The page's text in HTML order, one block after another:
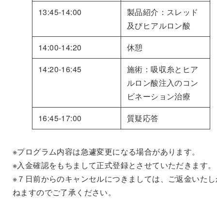
13:45-14:00
製品紹介：スレッド
及びヒアルロン酸
14:00-14:20
休憩
14:20-16:45
施術：吸収糸とヒア
ルロン酸注入のコン
ビネーション治療
16:45-17:00
質疑応答
※プログラム内容は急遽変更になる場合があります。
※入金確認をもちまして正式登録とさせていただきます。
※７日前からのキャンセルにつきましては、ご返金いた
ねますのでご了承ください。